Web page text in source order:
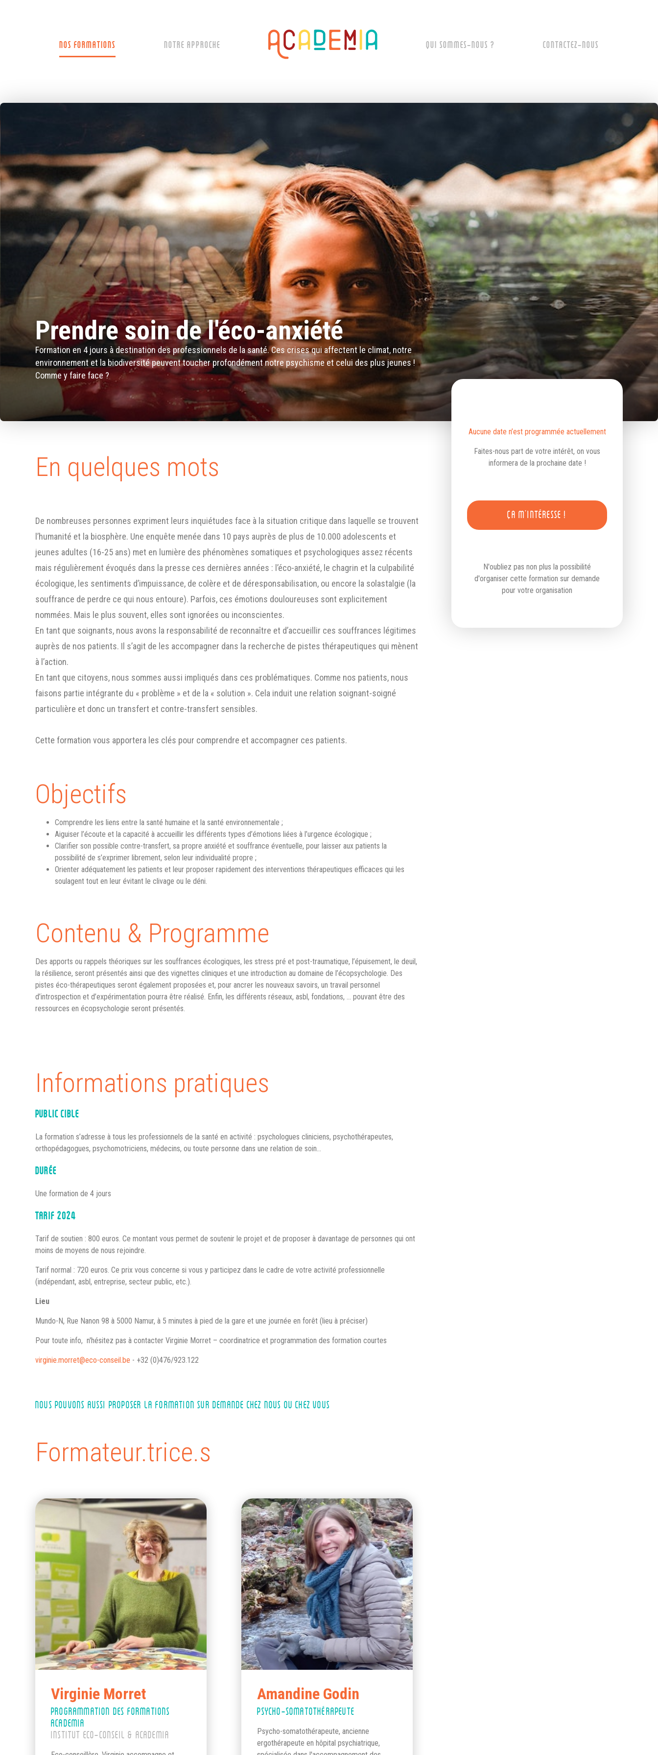
NOS FORMATIONS NOTRE APPROCHE QUI SOMMES-NOUS ? CONTACTEZ-NOUS
Prendre soin de l'éco-anxiété
Formation en 4 jours à destination des professionnels de la santé. Ces crises qui affectent le climat, notre
environnement et la biodiversité peuvent toucher profondément notre psychisme et celui des plus jeunes !
Comme y faire face ?
En quelques mots
De nombreuses personnes expriment leurs inquiétudes face à la situation critique dans laquelle se trouvent
l’humanité et la biosphère. Une enquête menée dans 10 pays auprès de plus de 10.000 adolescents et
jeunes adultes (16-25 ans) met en lumière des phénomènes somatiques et psychologiques assez récents
mais régulièrement évoqués dans la presse ces dernières années : l’éco-anxiété, le chagrin et la culpabilité
écologique, les sentiments d’impuissance, de colère et de déresponsabilisation, ou encore la solastalgie (la
souffrance de perdre ce qui nous entoure). Parfois, ces émotions douloureuses sont explicitement
nommées. Mais le plus souvent, elles sont ignorées ou inconscientes.
En tant que soignants, nous avons la responsabilité de reconnaître et d’accueillir ces souffrances légitimes
auprès de nos patients. Il s’agit de les accompagner dans la recherche de pistes thérapeutiques qui mènent
à l’action.
En tant que citoyens, nous sommes aussi impliqués dans ces problématiques. Comme nos patients, nous
faisons partie intégrante du « problème » et de la « solution ». Cela induit une relation soignant-soigné
particulière et donc un transfert et contre-transfert sensibles.
Cette formation vous apportera les clés pour comprendre et accompagner ces patients.
Objectifs
Comprendre les liens entre la santé humaine et la santé environnementale ;
Aiguiser l’écoute et la capacité à accueillir les différents types d’émotions liées à l’urgence écologique ;
Clarifier son possible contre-transfert, sa propre anxiété et souffrance éventuelle, pour laisser aux patients la
possibilité de s’exprimer librement, selon leur individualité propre ;
Orienter adéquatement les patients et leur proposer rapidement des interventions thérapeutiques efficaces qui les
soulagent tout en leur évitant le clivage ou le déni.
Contenu & Programme
Des apports ou rappels théoriques sur les souffrances écologiques, les stress pré et post-traumatique, l’épuisement, le deuil,
la résilience, seront présentés ainsi que des vignettes cliniques et une introduction au domaine de l’écopsychologie. Des
pistes éco-thérapeutiques seront également proposées et, pour ancrer les nouveaux savoirs, un travail personnel
d’introspection et d’expérimentation pourra être réalisé. Enfin, les différents réseaux, asbl, fondations, … pouvant être des
ressources en écopsychologie seront présentés.
Informations pratiques
PUBLIC CIBLE
La formation s’adresse à tous les professionnels de la santé en activité : psychologues cliniciens, psychothérapeutes,
orthopédagogues, psychomotriciens, médecins, ou toute personne dans une relation de soin…
DURÉE
Une formation de 4 jours
TARIF 2024
Tarif de soutien : 800 euros. Ce montant vous permet de soutenir le projet et de proposer à davantage de personnes qui ont
moins de moyens de nous rejoindre.
Tarif normal : 720 euros. Ce prix vous concerne si vous y participez dans le cadre de votre activité professionnelle
(indépendant, asbl, entreprise, secteur public, etc.).
Lieu
Mundo-N, Rue Nanon 98 à 5000 Namur, à 5 minutes à pied de la gare et une journée en forêt (lieu à préciser)
Pour toute info, n'hésitez pas à contacter Virginie Morret – coordinatrice et programmation des formation courtes
virginie.morret@eco-conseil.be - +32 (0)476/923.122
NOUS POUVONS AUSSI PROPOSER LA FORMATION SUR DEMANDE CHEZ NOUS OU CHEZ VOUS
Aucune date n’est programmée actuellement
Faites-nous part de votre intérêt, on vous
informera de la prochaine date !
ÇA M'INTÉRESSE !
N'oubliez pas non plus la possibilité
d'organiser cette formation sur demande
pour votre organisation
Formateur.trice.s
Virginie Morret
PROGRAMMATION DES FORMATIONS
ACADEMIA
INSTITUT ECO-CONSEIL & ACADEMIA
Amandine Godin
PSYCHO-SOMATOTHÉRAPEUTE
Psycho-somatothérapeute, ancienne
ergothérapeute en hôpital psychiatrique,